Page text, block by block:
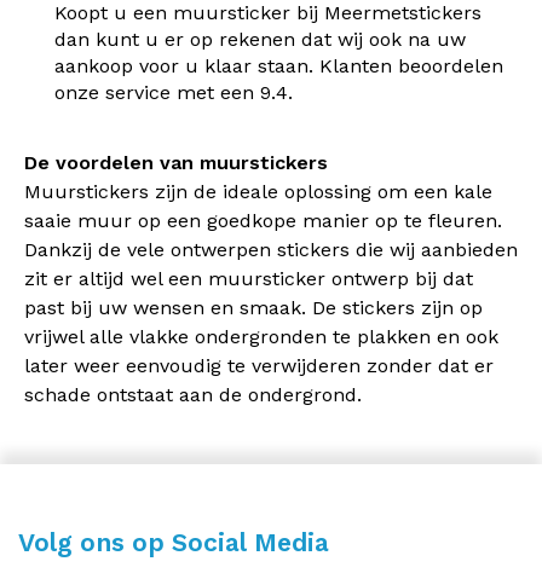
Koopt u een muursticker bij Meermetstickers
dan kunt u er op rekenen dat wij ook na uw
aankoop voor u klaar staan. Klanten beoordelen
onze service met een 9.4.
De voordelen van muurstickers
Muurstickers zijn de ideale oplossing om een kale
saaie muur op een goedkope manier op te fleuren.
Dankzij de vele ontwerpen stickers die wij aanbieden
zit er altijd wel een muursticker ontwerp bij dat
past bij uw wensen en smaak. De stickers zijn op
vrijwel alle vlakke ondergronden te plakken en ook
later weer eenvoudig te verwijderen zonder dat er
schade ontstaat aan de ondergrond.
Volg ons op Social Media